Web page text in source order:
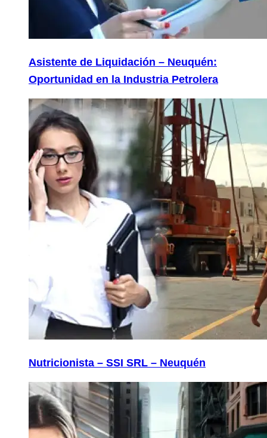
Asistente de Liquidación – Neuquén:
Oportunidad en la Industria Petrolera
Nutricionista – SSI SRL – Neuquén